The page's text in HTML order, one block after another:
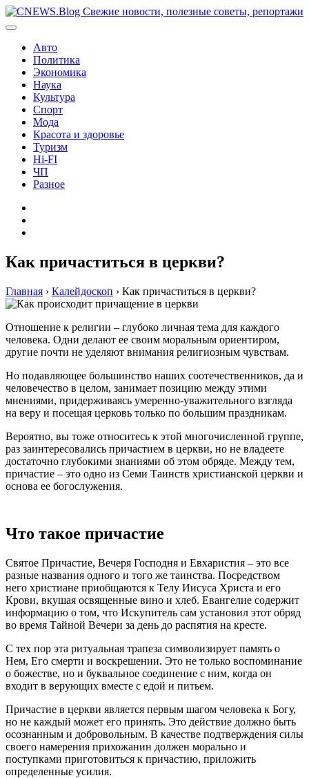
Перейти
к
Авто
Политика
Экономика
Наука
Культура
Спорт
Мода
Красота и здоровье
Туризм
Hi-FI
ЧП
Разное
Как причаститься в церкви?
Главная › Калейдоскоп › Как причаститься в церкви?
Отношение к религии – глубоко личная тема для каждого
человека. Одни делают ее своим моральным ориентиром,
другие почти не уделяют внимания религиозным чувствам.
Но подавляющее большинство наших соотечественников, да и
человечество в целом, занимает позицию между этими
мнениями, придерживаясь умеренно-уважительного взгляда
на веру и посещая церковь только по большим праздникам.
Вероятно, вы тоже относитесь к этой многочисленной группе,
раз заинтересовались причастием в церкви, но не владеете
достаточно глубокими знаниями об этом обряде. Между тем,
причастие – это одно из Семи Таинств христианской церкви и
основа ее богослужения.
Что такое причастие
Святое Причастие, Вечеря Господня и Евхаристия – это все
разные названия одного и того же таинства. Посредством
него христиане приобщаются к Телу Иисуса Христа и его
Крови, вкушая освященные вино и хлеб. Евангелие содержит
информацию о том, что Искупитель сам установил этот обряд
во время Тайной Вечери за день до распятия на кресте.
С тех пор эта ритуальная трапеза символизирует память о
Нем, Его смерти и воскрешении. Это не только воспоминание
о божестве, но и буквальное соединение с ним, когда он
входит в верующих вместе с едой и питьем.
Причастие в церкви является первым шагом человека к Богу,
но не каждый может его принять. Это действие должно быть
осознанным и добровольным. В качестве подтверждения силы
своего намерения прихожанин должен морально и
поступками приготовиться к причастию, приложить
определенные усилия.